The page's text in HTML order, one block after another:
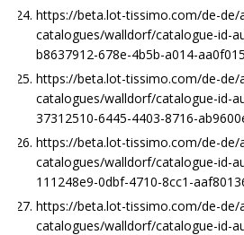
https://beta.lot-tissimo.com/de-de/
catalogues/walldorf/catalogue-id-
b8637912-678e-4b5b-a014-
https://beta.lot-tissimo.com/de-de/
catalogues/walldorf/catalogue-id-
37312510-6445-4403-8716-
https://beta.lot-tissimo.com/de-de/
catalogues/walldorf/catalogue-id-
111248e9-0dbf-4710-8cc1-
https://beta.lot-tissimo.com/de-de/
catalogues/walldorf/catalogue-id-